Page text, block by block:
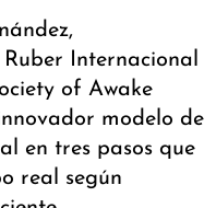
Internacional
of Awake
modelo de
en tres pasos que
real según